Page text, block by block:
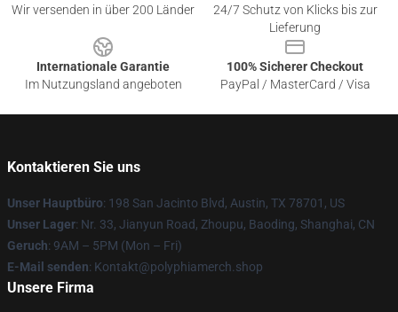
Wir versenden in über 200 Länder
24/7 Schutz von Klicks bis zur
Lieferung
Internationale Garantie
Im Nutzungsland angeboten
100% Sicherer Checkout
PayPal / MasterCard / Visa
Kontaktieren Sie uns
Unser Hauptbüro: 198 San Jacinto Blvd, Austin, TX 78701, US
Unser Lager: Nr. 33, Jianyun Road, Zhoupu, Baoding, Shanghai, CN
Geruch: 9AM – 5PM (Mon – Fri)
E-Mail senden: Kontakt@polyphiamerch.shop
Unsere Firma